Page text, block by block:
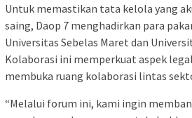
Untuk memastikan tata kelola yang
saing, Daop 7 menghadirkan para
Universitas Sebelas Maret dan
Kolaborasi ini memperkuat aspek
membuka ruang kolaborasi lintas
“Melalui forum ini, kami ingin